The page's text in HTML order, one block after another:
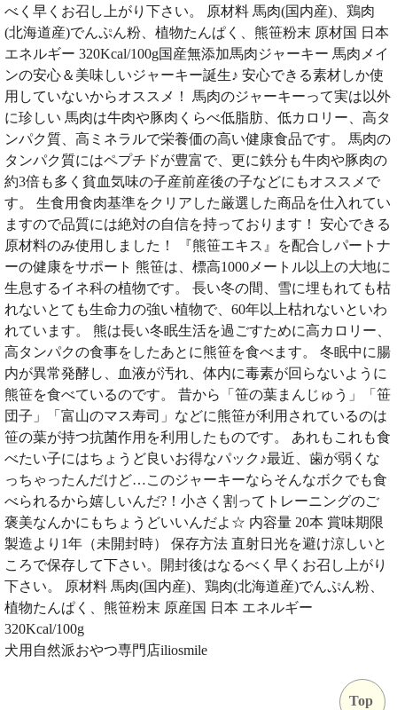
べく早くお召し上がり下さい。 原材料 馬肉(国内産)、鶏肉
(北海道産)でんぷん粉、植物たんぱく、熊笹粉末 原材国 日本
エネルギー 320Kcal/100g国産無添加馬肉ジャーキー 馬肉メイ
ンの安心＆美味しいジャーキー誕生♪ 安心できる素材しか使
用していないからオススメ！ 馬肉のジャーキーって実は以外
に珍しい 馬肉は牛肉や豚肉くらべ低脂肪、低カロリー、高タ
ンパク質、高ミネラルで栄養価の高い健康食品です。 馬肉の
タンパク質にはペプチドが豊富で、更に鉄分も牛肉や豚肉の
約3倍も多く貧血気味の子産前産後の子などにもオススメで
す。 生食用食肉基準をクリアした厳選した商品を仕入れてい
ますので品質には絶対の自信を持っております！ 安心できる
原材料のみ使用しました！ 『熊笹エキス』を配合しパートナ
ーの健康をサポート 熊笹は、標高1000メートル以上の大地に
生息するイネ科の植物です。 長い冬の間、雪に埋もれても枯
れないとても生命力の強い植物で、60年以上枯れないといわ
れています。 熊は長い冬眠生活を過ごすために高カロリー、
高タンパクの食事をしたあとに熊笹を食べます。 冬眠中に腸
内が異常発酵し、血液が汚れ、体内に毒素が回らないように
熊笹を食べているのです。 昔から「笹の葉まんじゅう」「笹
団子」「富山のマス寿司」などに熊笹が利用されているのは
笹の葉が持つ抗菌作用を利用したものです。 あれもこれも食
べたい子にはちょうど良いお得なパック♪最近、歯が弱くな
っちゃったんだけど…このジャーキーならそんなボクでも食
べられるから嬉しいんだ?！小さく割ってトレーニングのご
褒美なんかにもちょうどいいんだよ☆ 内容量 20本 賞味期限
製造より1年（未開封時） 保存方法 直射日光を避け涼しいと
ころで保存して下さい。開封後はなるべく早くお召し上がり
下さい。 原材料 馬肉(国内産)、鶏肉(北海道産)でんぷん粉、
植物たんぱく、熊笹粉末 原産国 日本 エネルギー
320Kcal/100g
犬用自然派おやつ専門店iliosmile
Top